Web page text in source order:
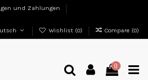
und Zahlungen
Wishlist (0) Compare (0)
0